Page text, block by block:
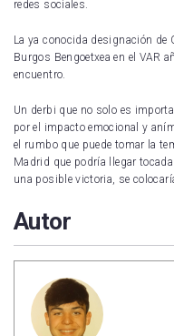
redes sociales.
La ya conocida designación de
Burgos Bengoetxea en el VAR
encuentro.
Un derbi que no solo es
por el impacto emocional y
el rumbo que puede tomar la
Madrid que podría llegar
una posible victoria, se
Autor